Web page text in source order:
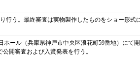
行う。最終審査は実物製作したものをショー形
ホール（兵庫県神戸市中央区浪花町59番地）にて
開審査および入賞発表を行う。